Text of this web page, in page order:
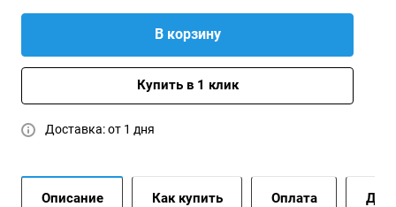
В корзину
Купить в 1 клик
Доставка: от 1 дня
Описание Как купить Оплата